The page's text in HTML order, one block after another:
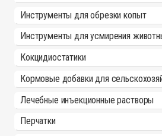
Инструменты для обрезки копыт
Инструменты для усмирения
Кокцидиостатики
Кормовые добавки для
Лечебные инъекционные растворы
Перчатки